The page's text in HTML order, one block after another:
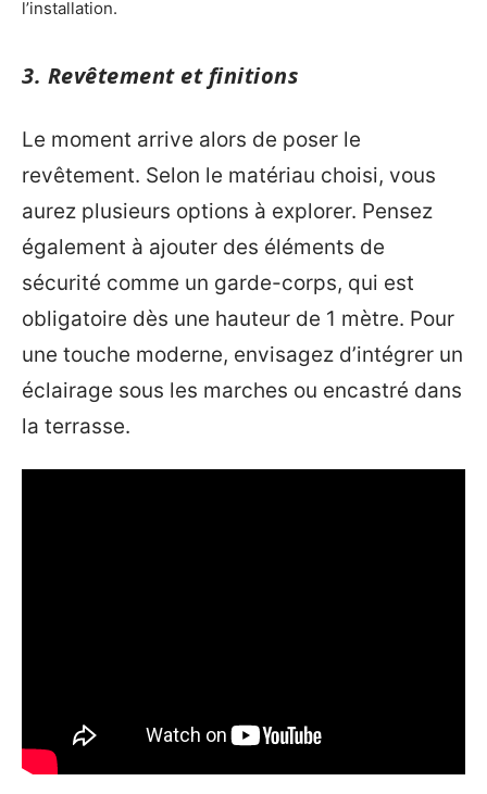
l’installation.
3. Revêtement et finitions
Le moment arrive alors de poser le
revêtement. Selon le matériau choisi, vous
aurez plusieurs options à explorer. Pensez
également à ajouter des éléments de
sécurité comme un garde-corps, qui est
obligatoire dès une hauteur de 1 mètre. Pour
une touche moderne, envisagez d’intégrer un
éclairage sous les marches ou encastré dans
la terrasse.